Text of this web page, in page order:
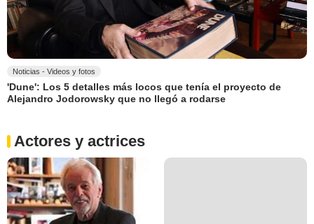
Noticias - Videos y fotos
'Dune': Los 5 detalles más locos que tenía el proyecto de
Alejandro Jodorowsky que no llegó a rodarse
Actores y actrices